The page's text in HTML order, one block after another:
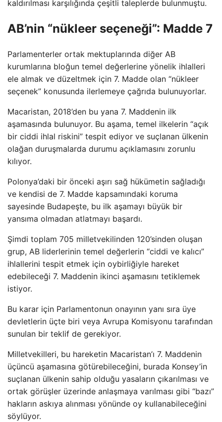
kaldırılması karşılığında çeşitli taleplerde bulunmuştu.
AB’nin “nükleer seçeneği”: Madde 7
Parlamenterler ortak mektuplarında diğer AB
kurumlarına bloğun temel değerlerine yönelik ihlalleri
ele almak ve düzeltmek için 7. Madde olan “nükleer
seçenek” konusunda ilerlemeye çağrıda bulunuyorlar.
Macaristan, 2018’den bu yana 7. Maddenin ilk
aşamasında bulunuyor. Bu aşama, temel ilkelerin “açık
bir ciddi ihlal riskini” tespit ediyor ve suçlanan ülkenin
olağan duruşmalarda durumu açıklamasını zorunlu
kılıyor.
Polonya’daki bir önceki aşırı sağ hükümetin sağladığı
ve kendisi de 7. Madde kapsamındaki koruma
sayesinde Budapeşte, bu ilk aşamayı büyük bir
yansıma olmadan atlatmayı başardı.
Şimdi toplam 705 milletvekilinden 120’sinden oluşan
grup, AB liderlerinin temel değerlerin “ciddi ve kalıcı”
ihlallerini tespit etmek için oybirliğiyle hareket
edebileceği 7. Maddenin ikinci aşamasını tetiklemek
istiyor.
Bu karar için Parlamentonun onayının yanı sıra üye
devletlerin üçte biri veya Avrupa Komisyonu tarafından
sunulan bir teklif de gerekiyor.
Milletvekilleri, bu hareketin Macaristan’ı 7. Maddenin
üçüncü aşamasına götürebileceğini, burada Konsey’in
suçlanan ülkenin sahip olduğu yasaların çıkarılması ve
ortak görüşler üzerinde anlaşmaya varılması gibi “bazı”
hakların askıya alınması yönünde oy kullanabileceğini
söylüyor.